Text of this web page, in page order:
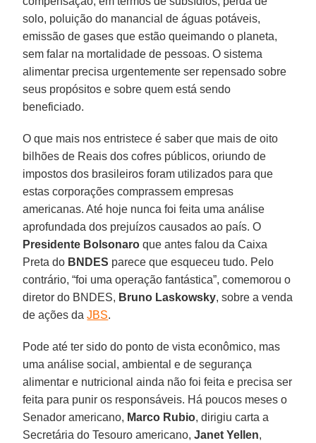
solo, poluição do manancial de águas potáveis,
emissão de gases que estão queimando o planeta,
sem falar na mortalidade de pessoas. O sistema
alimentar precisa urgentemente ser repensado sobre
seus propósitos e sobre quem está sendo
beneficiado.
O que mais nos entristece é saber que mais de oito
bilhões de Reais dos cofres públicos, oriundo de
impostos dos brasileiros foram utilizados para que
estas corporações comprassem empresas
americanas. Até hoje nunca foi feita uma análise
aprofundada dos prejuízos causados ao país. O
Presidente Bolsonaro que antes falou da Caixa
Preta do BNDES parece que esqueceu tudo. Pelo
contrário, “foi uma operação fantástica”, comemorou o
diretor do BNDES, Bruno Laskowsky, sobre a venda
de ações daJBS.
Pode até ter sido do ponto de vista econômico, mas
uma análise social, ambiental e de segurança
alimentar e nutricional ainda não foi feita e precisa ser
feita para punir os responsáveis. Há poucos meses o
Senador americano, Marco Rubio, dirigiu carta a
Secretária do Tesouro americano,Janet Yellen,